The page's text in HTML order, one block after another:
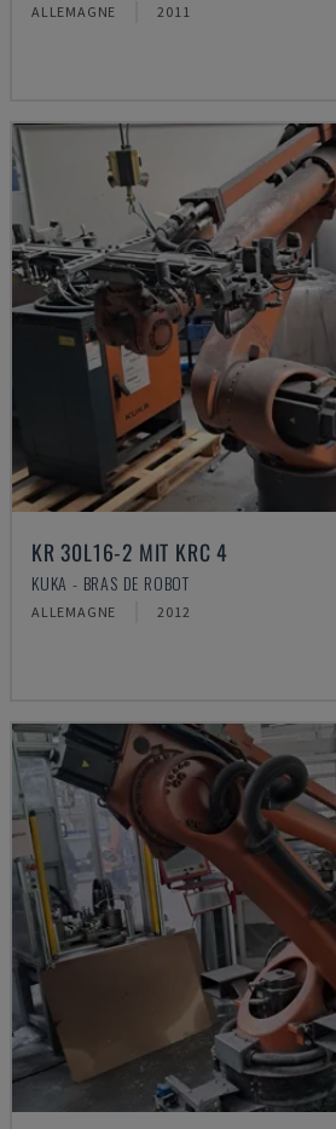
ALLEMAGNE 2011
KR 30L16-2 MIT KRC 4
KUKA - BRAS DE ROBOT
ALLEMAGNE 2012